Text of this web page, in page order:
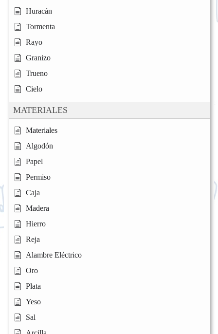
Huracán
Tormenta
Rayo
Granizo
Trueno
Cielo
MATERIALES
Materiales
Algodón
Papel
Permiso
Caja
Madera
Hierro
Reja
Alambre Eléctrico
Oro
Plata
Yeso
Sal